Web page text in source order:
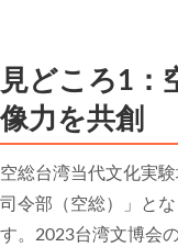
見どころ1：
像力を共創
空総台湾当代文化実
司令部（空総）」と
す。2023台湾文博会